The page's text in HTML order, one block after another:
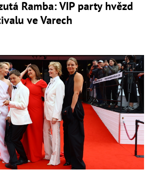
Ramba: VIP party hvězd
ve Varech